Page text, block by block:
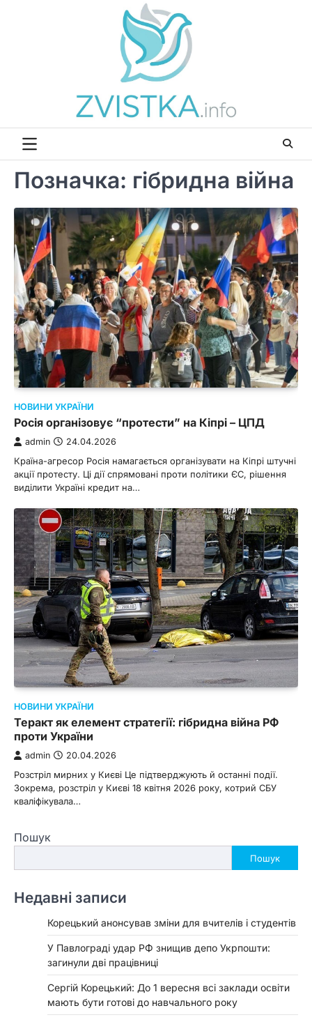
Позначка: гібридна війна
НОВИНИ УКРАЇНИ
Росія організовує “протести” на Кіпрі – ЦПД
admin 24.04.2026
Країна-агресор Росія намагається організувати на Кіпрі штучні
акції протесту. Ці дії спрямовані проти політики ЄС, рішення
виділити Україні кредит на…
НОВИНИ УКРАЇНИ
Теракт як елемент стратегії: гібридна війна РФ
проти України
admin 20.04.2026
Розстріл мирних у Києві Це підтверджують й останні події.
Зокрема, розстріл у Києві 18 квітня 2026 року, котрий СБУ
кваліфікувала…
Пошук
Пошук
Недавні записи
Корецький анонсував зміни для вчителів і студентів
У Павлограді удар РФ знищив депо Укрпошти:
загинули дві працівниці
Сергій Корецький: До 1 вересня всі заклади освіти
мають бути готові до навчального року